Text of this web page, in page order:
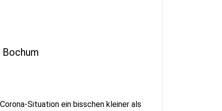
Situation ein bisschen kleiner als